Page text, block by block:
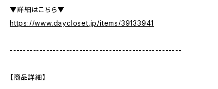
▼詳細はこちら▼
https://www.daycloset.jp/items/39133941
----------------------------------------------------
【商品詳細】